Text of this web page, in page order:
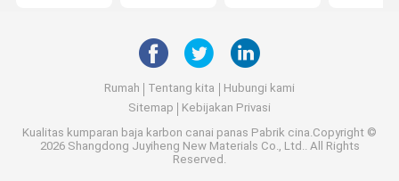
Rumah Tentang kita
Hubungi kami
Sitemap
Kebijakan Privasi
Kualitas kumparan baja karbon canai panas Pabrik cina.Copyright ©
2026 Shangdong Juyiheng New Materials Co., Ltd.. All Rights
Reserved.